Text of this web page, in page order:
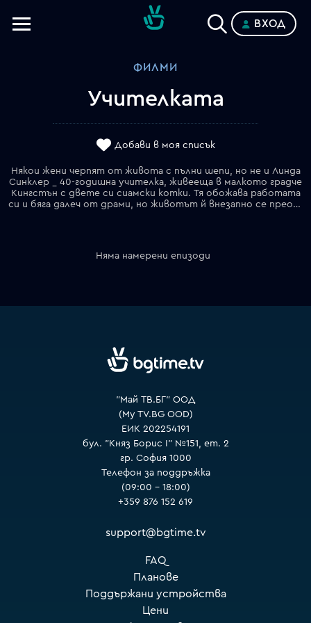
ВХОД
ФИЛМИ
Учителката
Добави в моя списък
Някои жени черпят от живота с пълни шепи, но не и Линда
Синклер _ 40-годишна учителка, живееща в малкото градче
Кингстън с двете си сиамски котки. Тя обожава работата
си и бяга далеч от драми, но животът й внезапно се преобръща, когато в града се връща нейният бивш ученик Джейсън. Опитвайки се да помогне на объркания младеж, Линда рискува кариерата си, но успява да преоткрие себе си.
Няма намерени епизоди
"Май ТВ.БГ" ООД
(My TV.BG OOD)
ЕИК 202254191
бул. "Княз Борис I" №151, ет. 2
гр. София 1000
Телефон за поддръжка
(09:00 – 18:00)
+359 876 152 619
support@bgtime.tv
FAQ
Планове
Поддържани устройства
Цени